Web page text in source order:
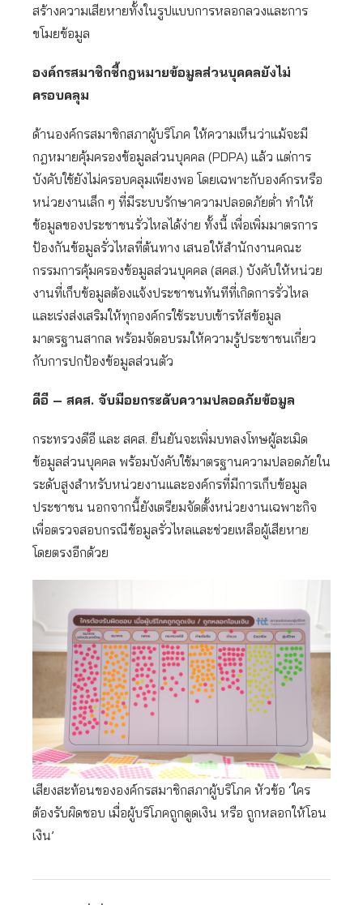
สร้างความเสียหายทั้งในรูปแบบการหลอกลวงและการ
ขโมยข้อมูล
องค์กรสมาชิกชี้กฎหมายข้อมูลส่วนบุคคลยังไม่
ครอบคลุม
ด้านองค์กรสมาชิกสภาผู้บริโภค ให้ความเห็นว่าแม้จะมี
กฎหมายคุ้มครองข้อมูลส่วนบุคคล (PDPA) แล้ว แต่การ
บังคับใช้ยังไม่ครอบคลุมเพียงพอ โดยเฉพาะกับองค์กรหรือ
หน่วยงานเล็ก ๆ ที่มีระบบรักษาความปลอดภัยต่ำ ทำให้
ข้อมูลของประชาชนรั่วไหลได้ง่าย ทั้งนี้ เพื่อเพิ่มมาตรการ
ป้องกันข้อมูลรั่วไหลที่ต้นทาง เสนอให้สำนักงานคณะ
กรรมการคุ้มครองข้อมูลส่วนบุคคล (สคส.) บังคับให้หน่วย
งานที่เก็บข้อมูลต้องแจ้งประชาชนทันทีที่เกิดการรั่วไหล
และเร่งส่งเสริมให้ทุกองค์กรใช้ระบบเข้ารหัสข้อมูล
มาตรฐานสากล พร้อมจัดอบรมให้ความรู้ประชาชนเกี่ยว
กับการปกป้องข้อมูลส่วนตัว
ดีอี – สคส. จับมือยกระดับความปลอดภัยข้อมูล
กระทรวงดีอี และ สคส. ยืนยันจะเพิ่มบทลงโทษผู้ละเมิด
ข้อมูลส่วนบุคคล พร้อมบังคับใช้มาตรฐานความปลอดภัยใน
ระดับสูงสำหรับหน่วยงานและองค์กรที่มีการเก็บข้อมูล
ประชาชน นอกจากนี้ยังเตรียมจัดตั้งหน่วยงานเฉพาะกิจ
เพื่อตรวจสอบกรณีข้อมูลรั่วไหลและช่วยเหลือผู้เสียหาย
โดยตรงอีกด้วย
เสียงสะท้อนขององค์กรสมาชิกสภาผู้บริโภค หัวข้อ ‘ใคร
ต้องรับผิดชอบ เมื่อผู้บริโภคถูกดูดเงิน หรือ ถูกหลอกให้โอน
เงิน’